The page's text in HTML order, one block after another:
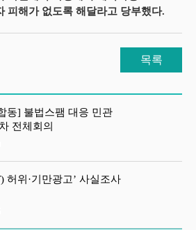
피해가 없도록 해달라고 당부했다.
목록
동] 불법스팸 대응 민관
전체회의
허위·기만광고’ 사실조사